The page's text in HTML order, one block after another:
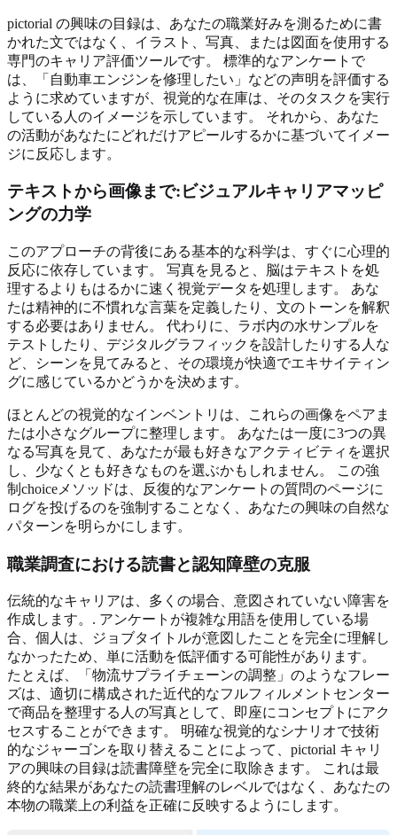
pictorial の興味の目録は、あなたの職業好みを測るために書
かれた文ではなく、イラスト、写真、または図面を使用する
専門のキャリア評価ツールです。 標準的なアンケートで
は、「自動車エンジンを修理したい」などの声明を評価する
ように求めていますが、視覚的な在庫は、そのタスクを実行
している人のイメージを示しています。 それから、あなた
の活動があなたにどれだけアピールするかに基づいてイメー
ジに反応します。
テキストから画像まで:ビジュアルキャリアマッピ
ングの力学
このアプローチの背後にある基本的な科学は、すぐに心理的
反応に依存しています。 写真を見ると、脳はテキストを処
理するよりもはるかに速く視覚データを処理します。 あな
たは精神的に不慣れな言葉を定義したり、文のトーンを解釈
する必要はありません。 代わりに、ラボ内の水サンプルを
テストしたり、デジタルグラフィックを設計したりする人な
ど、シーンを見てみると、その環境が快適でエキサイティン
グに感じているかどうかを決めます。
ほとんどの視覚的なインベントリは、これらの画像をペアま
たは小さなグループに整理します。 あなたは一度に3つの異
なる写真を見て、あなたが最も好きなアクティビティを選択
し、少なくとも好きなものを選ぶかもしれません。 この強
制choiceメソッドは、反復的なアンケートの質問のページに
ログを投げるのを強制することなく、あなたの興味の自然な
パターンを明らかにします。
職業調査における読書と認知障壁の克服
伝統的なキャリアは、多くの場合、意図されていない障害を
作成します。. アンケートが複雑な用語を使用している場
合、個人は、ジョブタイトルが意図したことを完全に理解し
なかったため、単に活動を低評価する可能性があります。
たとえば、「物流サプライチェーンの調整」のようなフレー
ズは、適切に構成された近代的なフルフィルメントセンター
で商品を整理する人の写真として、即座にコンセプトにアク
セスすることができます。 明確な視覚的なシナリオで技術
的なジャーゴンを取り替えることによって、pictorial キャリ
アの興味の目録は読書障壁を完全に取除きます。 これは最
終的な結果があなたの読書理解のレベルではなく、あなたの
本物の職業上の利益を正確に反映するようにします。